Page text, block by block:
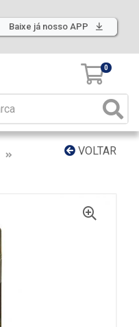
Baixe já nosso APP
0
VOLTAR